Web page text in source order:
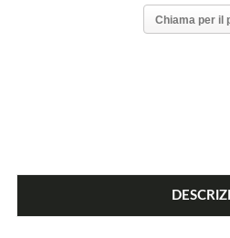
Chiama per il